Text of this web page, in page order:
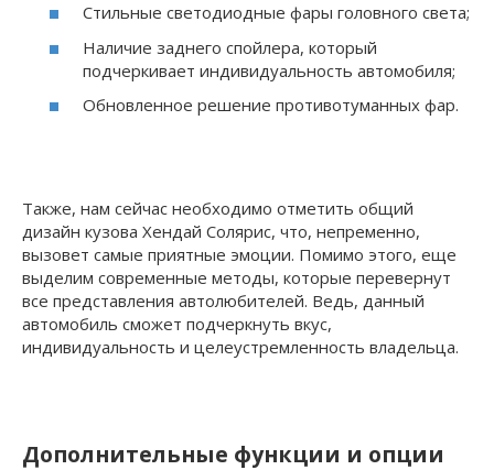
Стильные светодиодные фары головного света;
Наличие заднего спойлера, который
подчеркивает индивидуальность автомобиля;
Обновленное решение противотуманных фар.
Также, нам сейчас необходимо отметить общий
дизайн кузова Хендай Солярис, что, непременно,
вызовет самые приятные эмоции. Помимо этого, еще
выделим современные методы, которые перевернут
все представления автолюбителей. Ведь, данный
автомобиль сможет подчеркнуть вкус,
индивидуальность и целеустремленность владельца.
Дополнительные функции и опции